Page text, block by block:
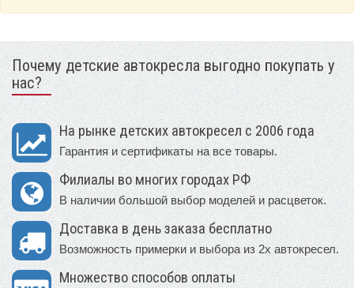
Почему детские автокресла выгодно покупать у
нас?
На рынке детских автокресел с 2006 года
Гарантия и сертификаты на все товары.
Филиалы во многих городах РФ
В наличии большой выбор моделей и расцветок.
Доставка в день заказа бесплатно
Возможность примерки и выбора из 2х автокресел.
Множество способов оплаты